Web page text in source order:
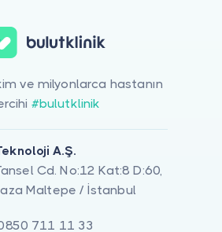
ve milyonlarca hastanın
#bulutklinik
A.Ş.
Cd. No:12 Kat:8 D:60,
Maltepe / İstanbul
711 11 33